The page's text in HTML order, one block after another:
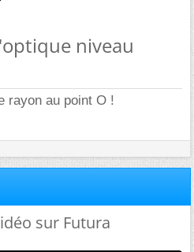
niveau
rayon au point O !
sur Futura